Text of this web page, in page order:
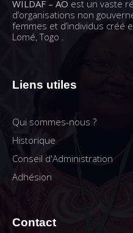
WILDAF – AO est un vaste
d’organisations non
femmes et d’individus créé
Lomé, Togo .
Liens utiles
Qui sommes-nous ?
Historique
Conseil d'Administration
Adhésion
Contact